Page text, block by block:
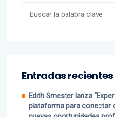
plataforma para conectar
nuevas oportunidades